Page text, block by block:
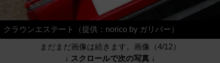
クラウンエステート（提供：norico by ガリバー）
まだまだ画像は続きます。画像（4/12）
↓ スクロールで次の写真 ↓